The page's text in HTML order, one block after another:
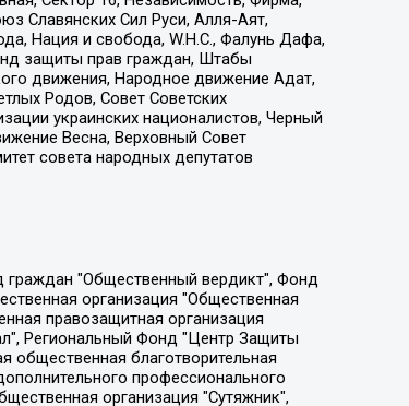
Славянских Сил Руси, Алля-Аят,
Нация и свобода, W.H.С., Фалунь Дафа,
защиты прав граждан, Штабы
движения, Народное движение Адат,
Родов, Совет Советских
украинских националистов, Черный
Весна, Верховный Совет
совета народных депутатов
53113 Bonn), Борзунова Мария Михайловна, Воробьев Виктор Викторович, Голубева Анна Львовна, Константинова Алла Михайловна, Малкова Ирина Владимировна, Мурадов Мурад Абдулгалимович, Осетинская Елизавета Николаевна, Понасенков Евгений Николаевич, Ганапольский Матвей Юрьевич, Киселев Евгений Алексеевич, Борухович Ирина Григорьевна, Дремин Иван Тимофеевич, Дубровский Дмитрий Викторович, Красноярская региональная общественная организация поддержки и развития альтернативных образовательных технологий и межкультурных коммуникаций "ИНТЕРРА", Маяковская Екатерина Алексеевна, Фейгин Марк Захарович, Филимонов Андрей Викторович, Дзугкоева Регина Николаевна, Доброхотов Роман Александрович, Дудь Юрий Александрович, Елкин Сергей Владимирович, Кругликов Кирилл Игоревич, Сабунаева Мария Леонидовна, Семенов Алексей Владимирович, Шаинян Карен Багратович, Шульман Екатерина Михайловна, Асафьев Артур Валерьевич, Вахштайн Виктор Семенович, Венедиктов Алексей Алексеевич, Лушникова Екатерина Евгеньевна, Волков Леонид Михайлович, Невзоров Александр Глебович, Пархоменко Сергей Борисович, Сироткин Ярослав Николаевич, Кара-Мурза Владимир Владимирович, Баранова Наталья Владимировна, Гозман Леонид Яковлевич, Кагарлицкий Борис Юльевич, Климарев Михаил Валерьевич, Милов Владимир Станиславович, Автономная некоммерческая организация Краснодарский центр современного искусства "Типография", Моргенштерн Алишер Тагирович, Соболь Любовь Эдуардовна, Общество с ограниченной ответственностью "ЛИЗА НОРМ", Каспаров Гарри Кимович, Ходорковский Михаил Борисович, Общество с ограниченной ответственностью "Апрельские тезисы", Данилович Ирина Брониславовна, Кашин Олег Владимирович, Петров Николай Владимирович, Пивоваров Алексей Владимирович, Соколов Михаил Владимирович, Цветкова Юлия Владимировна, Чичваркин Евгений Александрович, Комитет против пыток/Команда против пыток, Общество с ограниченной ответственностью "Первый научный", Общество с ограниченной ответственностью "Вертолет и ко", Белоцерковская Вероника Борисовна, Кац Максим Евгеньевич, Лазарева Татьяна Юрьевна, Шаведдинов Руслан Табризович, Яшин Илья Валерьевич, Общество с ограниченной ответственностью "Иноагент ААВ", Алешковский Дмитрий Петрович, Альбац Евгения Марковна, Быков Дмитрий Львович, Галямина Юлия Евгеньевна, Лойко Сергей Леонидович, Мартынов Кирилл Константинович, Медведев Сергей Александрович, Крашенинников Федор Геннадиевич, Гордеева Катерина Вл